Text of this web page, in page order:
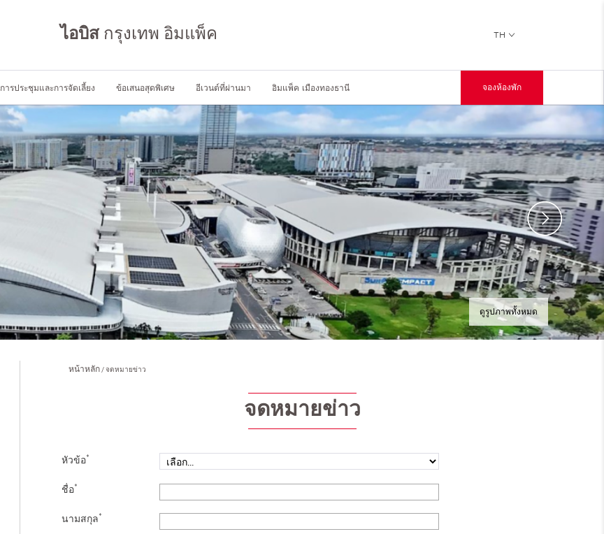
ไอบิสกรุงเทพ อิมแพ็ค TH
การประชุมและการจัดเลี้ยง ข้อเสนอสุดพิเศษ อีเวนต์ที่ผ่านมา อิมแพ็ค เมืองทองธานี จองห้องพัก
ดูรูปภาพทั้งหมด
หน้าหลัก จดหมายข่าว
จดหมายข่าว
หัวข้อ*
ชื่อ*
นามสกุล*